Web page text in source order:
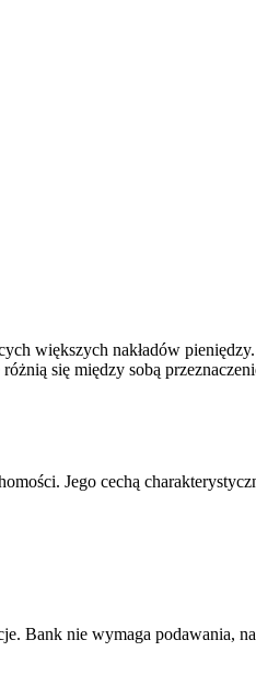
większych nakładów
się między sobą
Jego cechą
Bank nie wymaga podawania,